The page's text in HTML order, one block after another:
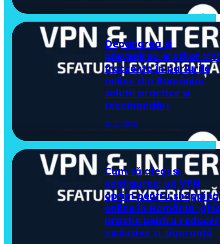
Depanarea și
prevenirea erorilor
frecvente în pariurile
online din România:
soluții practice și
recomandări
15. 7. 2026
Cum să alegi și
configurezi un VPN
optim pentru shopping
online în România:
practic pentru
exclusive și siguranță